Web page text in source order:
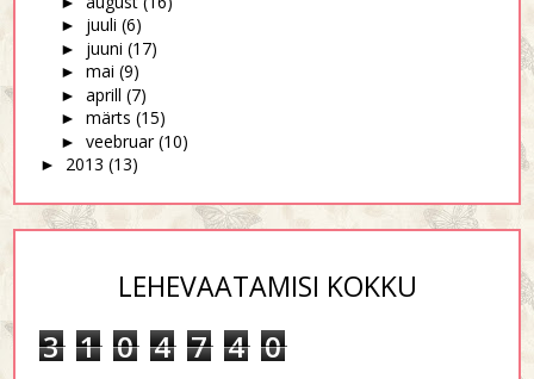
► juuli (6)
► juuni (17)
► mai (9)
► aprill (7)
► märts (15)
► veebruar (10)
► 2013 (13)
LEHEVAATAMISI KOKKU
3 1 0 4 7 4 0